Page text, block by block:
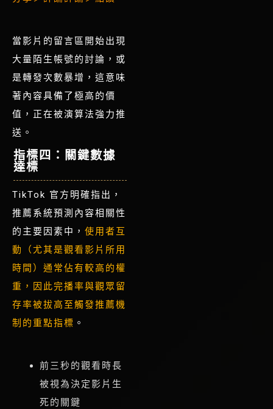
當影片的留言區開始出現
大量陌生帳號的討論，或
是轉發次數暴增，這意味
著內容具備了極高的價
值，正在被演算法強力推
送 。
指標四：關鍵數據
達標
TikTok 官方明確指出，
推薦系統預測內容相關性
的主要因素中， 使用者互
動（尤其是觀看影片所用
時間）通常佔有較高的權
重，因此完播率與觀眾留
存率被拔高至觸發推薦機
制的重點指標 。
前三秒的觀看時長
被視為決定影片生
死的關鍵